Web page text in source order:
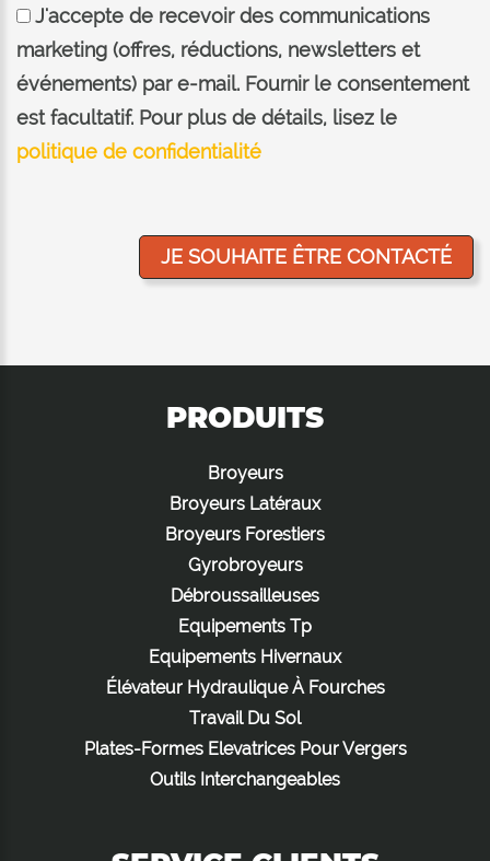
J'accepte de recevoir des communications
marketing (offres, réductions, newsletters et
événements) par e-mail. Fournir le consentement
est facultatif. Pour plus de détails, lisez le
politique de confidentialité
PRODUITS
Broyeurs
Broyeurs Latéraux
Broyeurs Forestiers
Gyrobroyeurs
Débroussailleuses
Equipements Tp
Equipements Hivernaux
Élévateur Hydraulique À Fourches
Travail Du Sol
Plates-Formes Elevatrices Pour Vergers
Outils Interchangeables